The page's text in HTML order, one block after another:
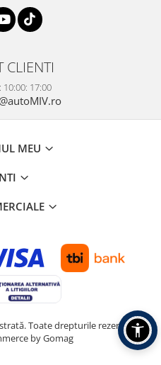
CLIENTI
17:00
MEU
Toate drepturile rezervate.
by Gomag